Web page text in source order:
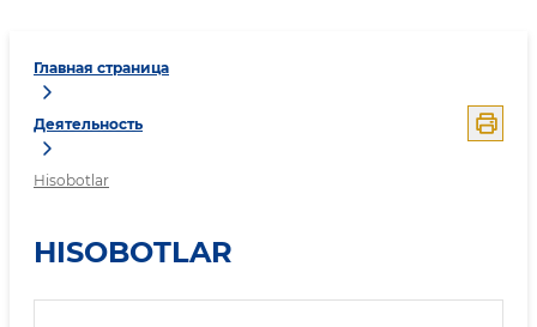
Главная страница
Деятельность
Hisobotlar
HISOBOTLAR